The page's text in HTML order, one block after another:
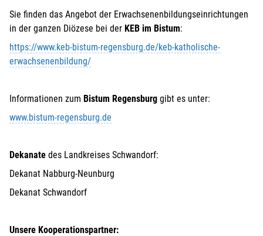
Sie finden das Angebot der Erwachsenenbildungseinrichtungen
in der ganzen Diözese bei der KEB im Bistum:
https://www.keb-bistum-regensburg.de/keb-katholische-
erwachsenenbildung/
Informationen zum Bistum Regensburg gibt es unter:
www.bistum-regensburg.de
Dekanate des Landkreises Schwandorf:
Dekanat Nabburg-Neunburg
Dekanat Schwandorf
Unsere Kooperationspartner: